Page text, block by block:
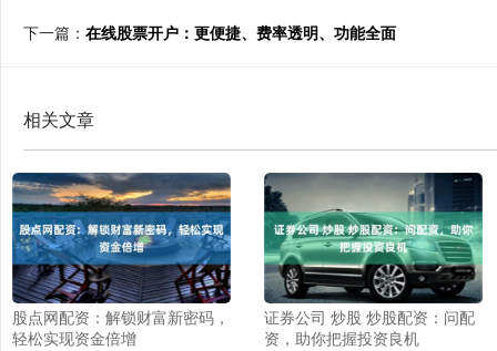
下一篇： 在线股票开户：更便捷、费率透明、功能全面
相关文章
股点网配资：解锁财富新密码，
轻松实现资金倍增
证券公司 炒股 炒股配资：问配
资，助你把握投资良机